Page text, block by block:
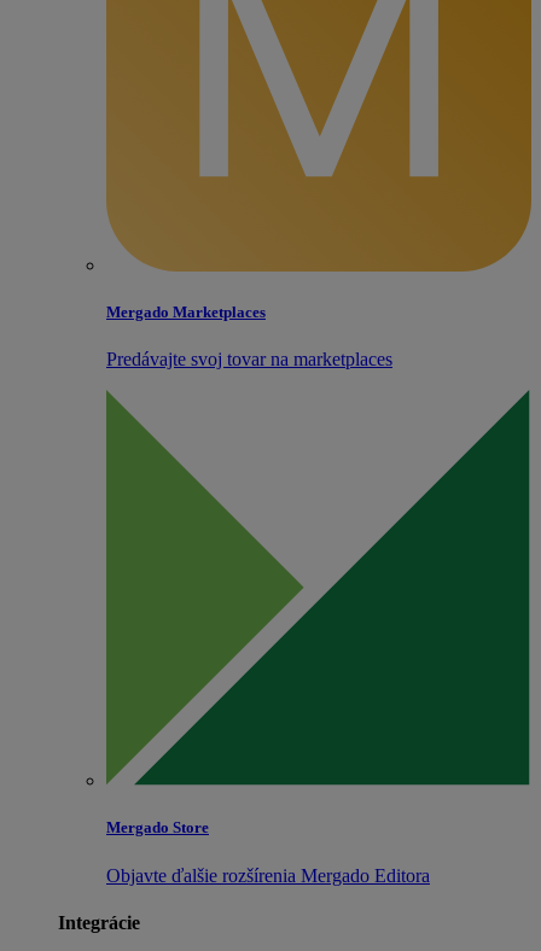
Mergado Marketplaces
Predávajte svoj tovar na marketplaces
Mergado Store
Objavte ďalšie rozšírenia Mergado Editora
Integrácie